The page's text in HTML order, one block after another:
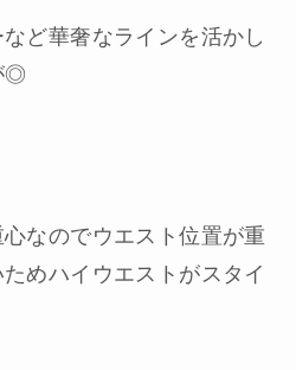
ど華奢なラインを活かし
◎
なのでウエスト位置が重
めハイウエストがスタイ